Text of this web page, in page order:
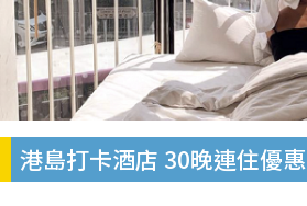
港島打卡酒店 30晚連住優惠